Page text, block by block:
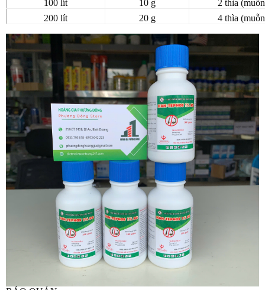
100 lít
10 g
2 thìa
200 lít
20 g 4 thìa